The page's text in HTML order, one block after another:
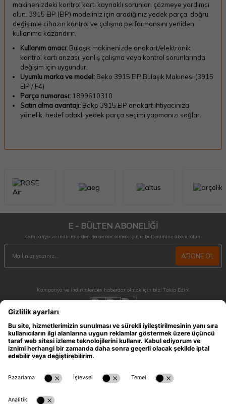
makinenizdeki kontrol kartı kaynaklı sorunları çözmeye yardımcı
olun. 3915 EIP (EIP) modeliniz için aradığınız yedek parça; doğru
değişimle cihazın kontrol ve çalışma performansını yeniden
kullanıma kazandırır.
Kullanım amacı: Bulaşık makinenizde anakart/elektronik
kontrol kartı arızası, yanlış çalışma veya kontrol sorunlarında
değişim için uygundur.
Uyumlu marka ve model: Beko 3915 EIP Bulaşık Makinesi (3915
EIP / F4)
Parça numarası: 1899610310
Satın alma avantajı: Beko 3915 EIP anakart ihtiyacınıza
yönelik, hedef odaklı yedek parça seçimi yapmanızı sağlar.
E - BÜLTEN ABONELİĞİ
Kampanya ve indirimlerden haberdar olmak için e-bültenimize abone olun.
ABONE OL
Kampanya ve indirimlerden haberdar olmak için bizi Takip Edin!
MÜŞTERİ HİZMETLERİ
Hafta içi 09:30 - 18:30 / Hafta sonu 10:00 - 17:00 arası merak ettiğiniz tüm sorular ve
siparişleriniz için ulaşabilirsiniz.
ÖNEMLİ BİLGİLER